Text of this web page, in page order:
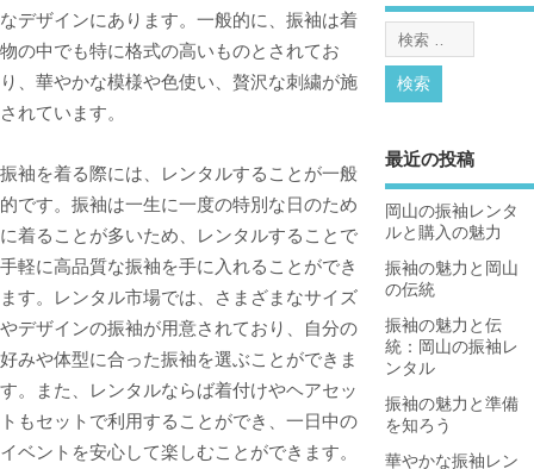
なデザインにあります。一般的に、振袖は着
物の中でも特に格式の高いものとされてお
り、華やかな模様や色使い、贅沢な刺繍が施
されています。
振袖を着る際には、レンタルすることが一般
的です。振袖は一生に一度の特別な日のため
に着ることが多いため、レンタルすることで
手軽に高品質な振袖を手に入れることができ
ます。レンタル市場では、さまざまなサイズ
やデザインの振袖が用意されており、自分の
好みや体型に合った振袖を選ぶことができま
す。また、レンタルならば着付けやヘアセッ
トもセットで利用することができ、一日中の
イベントを安心して楽しむことができます。
最近の投稿
岡山の振袖レンタ
ルと購入の魅力
振袖の魅力と岡山
の伝統
振袖の魅力と伝
統：岡山の振袖レ
ンタル
振袖の魅力と準備
を知ろう
華やかな振袖レン